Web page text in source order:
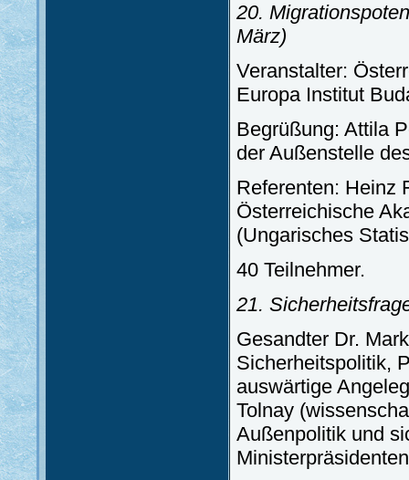
20.
März)
Veranstalter:
Europa Institut
Begrüßung: Attila
der Außenstelle
Referenten: Heinz
Österreichische
(Ungarisches
40 Teilnehmer.
21.
Gesandter Dr.
Sicherheitspolitik,
auswärtige
Tolnay
Außenpolitik und